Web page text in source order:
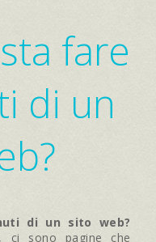
fare
di un
di un sito web?
ci sono pagine che